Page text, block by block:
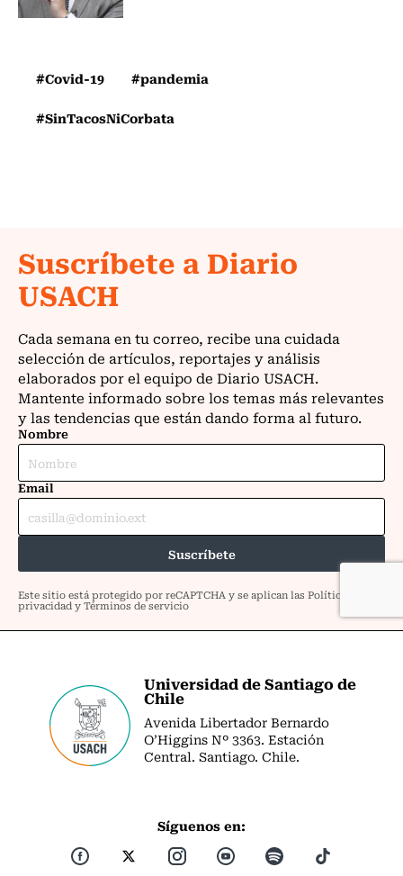
#Covid-19
#pandemia
#SinTacosNiCorbata
Universidad de Santiago de
Chile
Avenida Libertador Bernardo
O’Higgins Nº 3363. Estación
Central. Santiago. Chile.
Síguenos en: